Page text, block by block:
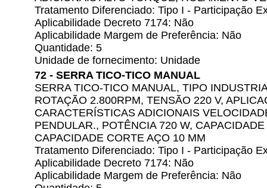
Tratamento Diferenciado: Tipo I - Participação
Aplicabilidade Decreto 7174: Não
Aplicabilidade Margem de Preferência: Não
Quantidade: 5
Unidade de fornecimento: Unidade
72 - SERRA TICO-TICO MANUAL
SERRA TICO-TICO MANUAL, TIPO
ROTAÇÃO 2.800RPM, TENSÃO 220 V,
CARACTERÍSTICAS ADICIONAIS
PENDULAR., POTÊNCIA 720 W,
CAPACIDADE CORTE AÇO 10 MM
Tratamento Diferenciado: Tipo I - Participação
Aplicabilidade Decreto 7174: Não
Aplicabilidade Margem de Preferência: Não